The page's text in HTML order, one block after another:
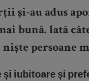
și-au adus
bună. Iată
persoane
iubitoare și